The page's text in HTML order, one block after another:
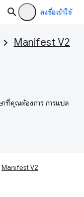
ลงชื่อเข้าใช้
Manifest V2
าที่คุณต้องการ การแปล
Manifest V2